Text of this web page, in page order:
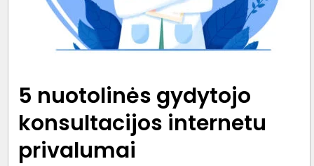
5 nuotolinės gydytojo
konsultacijos internetu
privalumai